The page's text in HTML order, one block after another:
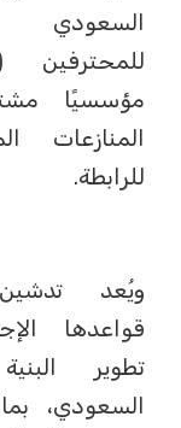
السعودي
مؤسسيًا
المنازعات
للرابطة.
ويُعد
قواعدها
تطوير
السعودي،